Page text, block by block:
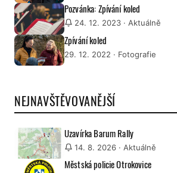
Pozvánka: Zpívání koled
24. 12. 2023 · Aktuálně
Zpívání koled
29. 12. 2022 · Fotografie
NEJNAVŠTĚVOVANĚJŠÍ
Uzavírka Barum Rally
14. 8. 2026 · Aktuálně
Městská policie Otrokovice